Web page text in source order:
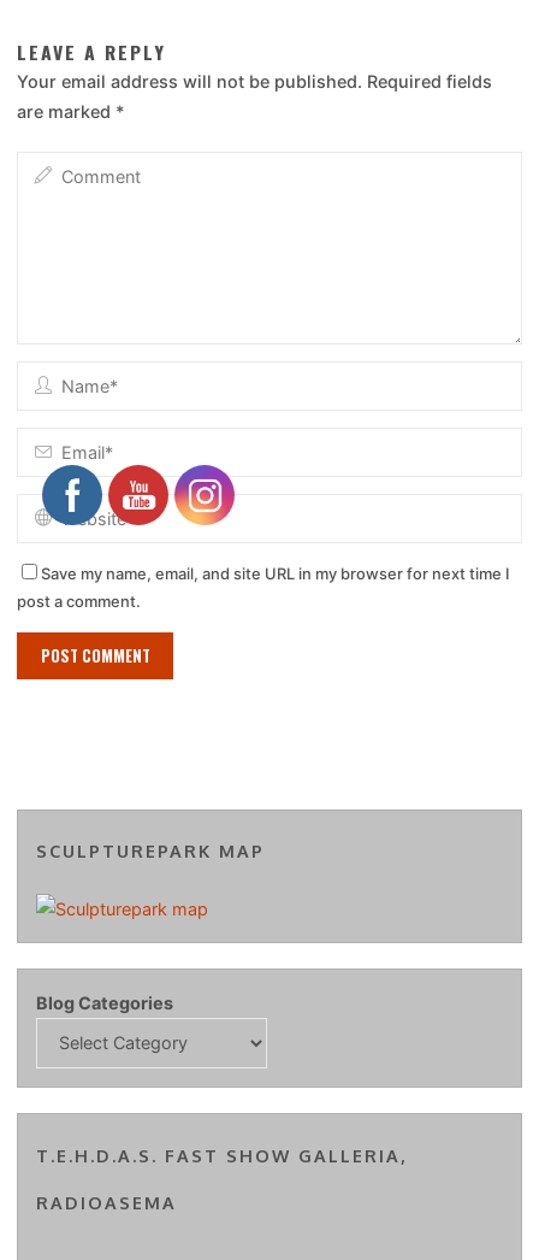
LEAVE A REPLY
Your email address will not be published. Required fields
are marked *
Save my name, email, and site URL in my browser for next time I
post a comment.
SCULPTUREPARK MAP
Blog Categories
T.E.H.D.A.S. FAST SHOW GALLERIA,
RADIOASEMA